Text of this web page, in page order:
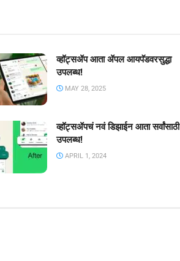
व्हॉट्सॲप आता ॲपल आयपॅडवरसुद्धा
उपलब्ध!
MAY 28, 2025
व्हॉट्सॲपचं नवं डिझाईन आता सर्वांसाठी
उपलब्ध!
APRIL 1, 2024